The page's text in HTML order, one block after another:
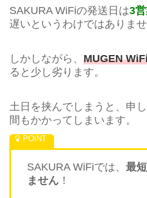
SAKURA WiFiの発送日は3
遅いというわけではありませ
しかしながら、 MUGEN
ると少し劣ります。
土日を挟んでしまうと、申
間もかかってしまいます。
SAKURA WiFiでは、 最
ません ！